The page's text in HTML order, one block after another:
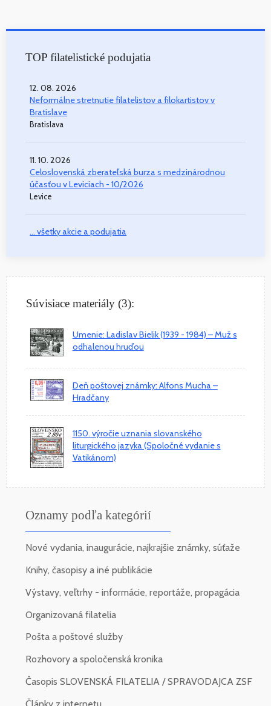
TOP filatelistické podujatia
12. 08. 2026
Neformálne stretnutie filatelistov a filokartistov v
Bratislave
Bratislava
11. 10. 2026
Celoslovenská zberateľská burza s medzinárodnou
účasťou v Leviciach - 10/2026
Levice
... všetky akcie a podujatia
Súvisiace materiály (3):
Umenie: Ladislav Bielik (1939 - 1984) – Muž s
odhalenou hruďou
Deň poštovej známky: Alfons Mucha –
Hradčany
1150. výročie uznania slovanského
liturgického jazyka (Spoločné vydanie s
Vatikánom)
Oznamy podľa kategórií
Nové vydania, inaugurácie, najkrajšie známky, súťaže
Knihy, časopisy a iné publikácie
Výstavy, veľtrhy - informácie, reportáže, propagácia
Organizovaná filatelia
Pošta a poštové služby
Rozhovory a spoločenská kronika
Časopis SLOVENSKÁ FILATELIA / SPRAVODAJCA ZSF